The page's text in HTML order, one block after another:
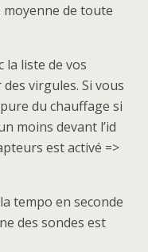
de toute
la liste de vos
virgules. Si vous
du chauffage si
moins devant l’id
est activé =>
tempo en seconde
des sondes est